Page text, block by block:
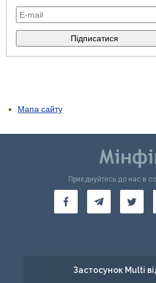
Мапа сайту
Приєднуйтесь до нас в
Застосунок Multi